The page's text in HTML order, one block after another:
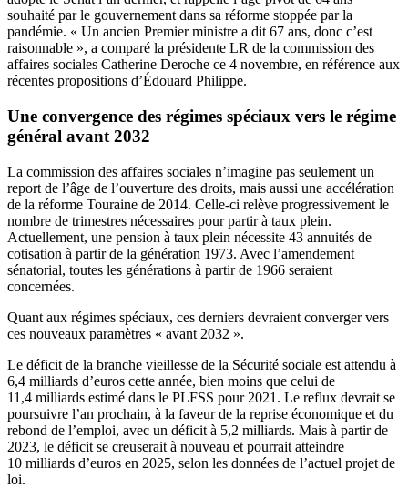
souhaité par le gouvernement dans sa réforme stoppée par la
pandémie. « Un ancien Premier ministre a dit 67 ans, donc c’est
raisonnable », a comparé la présidente LR de la commission des
affaires sociales Catherine Deroche ce 4 novembre, en référence aux
récentes propositions d’Édouard Philippe.
Une convergence des régimes spéciaux vers le régime
général avant 2032
La commission des affaires sociales n’imagine pas seulement un
report de l’âge de l’ouverture des droits, mais aussi une accélération
de la réforme Touraine de 2014. Celle-ci relève progressivement le
nombre de trimestres nécessaires pour partir à taux plein.
Actuellement, une pension à taux plein nécessite 43 annuités de
cotisation à partir de la génération 1973. Avec l’amendement
sénatorial, toutes les générations à partir de 1966 seraient
concernées.
Quant aux régimes spéciaux, ces derniers devraient converger vers
ces nouveaux paramètres « avant 2032 ».
Le déficit de la branche vieillesse de la Sécurité sociale est attendu à
6,4 milliards d’euros cette année, bien moins que celui de
11,4 milliards estimé dans le PLFSS pour 2021. Le reflux devrait se
poursuivre l’an prochain, à la faveur de la reprise économique et du
rebond de l’emploi, avec un déficit à 5,2 milliards. Mais à partir de
2023, le déficit se creuserait à nouveau et pourrait atteindre
10 milliards d’euros en 2025, selon les données de l’actuel projet de
loi.